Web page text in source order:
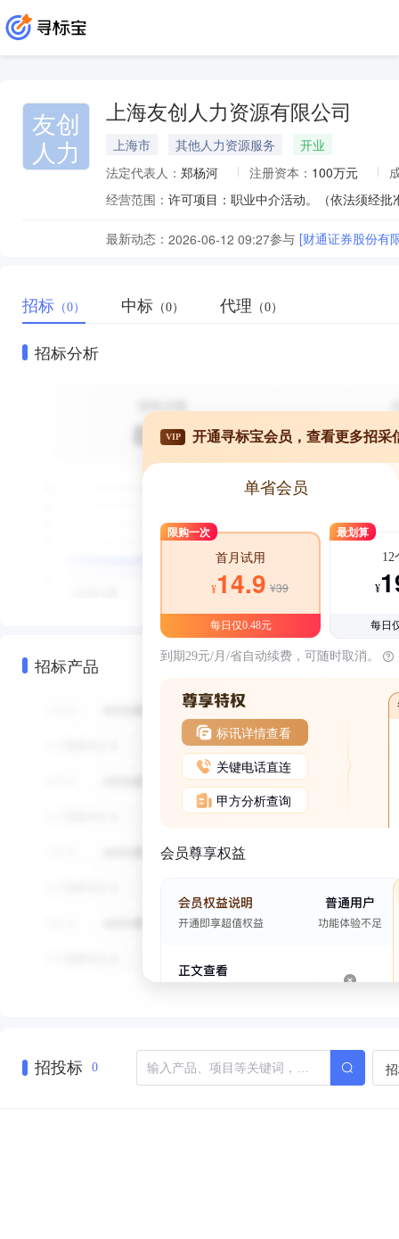
友创
人力
上海友创人力资源有限公司
上海市 其他人力资源服务
开业
法定代表人： 郑杨河 注册资本： 100万元
经营范围： 许可项目：职业中介活动。（依法须经
最新动态： 2026-06-12 09:27参与 [财通证券股份有
招标 （0） 中标 （0） 代理 （0）
招标分析
招标产品
VIP 开通寻标宝会员，查看更多招采
单省会员
限购一次
首月试用
¥14.9 ¥39
每日仅0.48元
最划算
12
¥
每日
到期29元/月/省自动续费，可随时取消。
标讯详情查看
关键电话直连
甲方分析查询
会员尊享权益
招投标 0